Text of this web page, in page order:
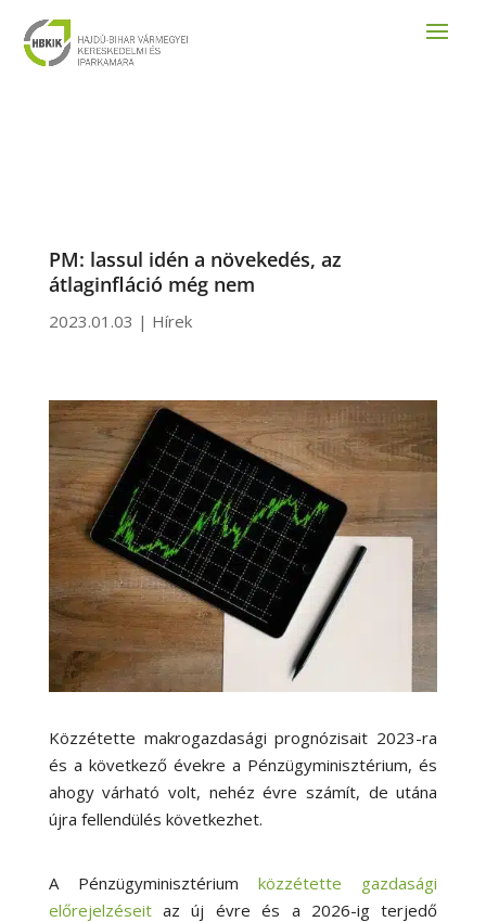
PM: lassul idén a növekedés, az
átlaginfláció még nem
2023.01.03 | Hírek
Közzétette makrogazdasági prognózisait 2023-ra
és a következő évekre a Pénzügyminisztérium, és
ahogy várható volt, nehéz évre számít, de utána
újra fellendülés következhet.
A Pénzügyminisztériumközzétette gazdasági
előrejelzéseitaz új évre és a 2026-ig terjedő